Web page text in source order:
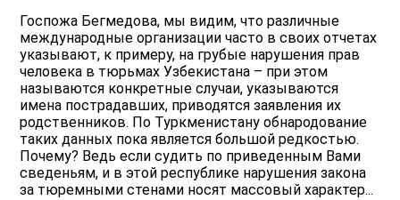
Госпожа Бегмедова, мы видим, что различные
международные организации часто в своих отчетах
указывают, к примеру, на грубые нарушения прав
человека в тюрьмах Узбекистана – при этом
называются конкретные случаи, указываются
имена пострадавших, приводятся заявления их
родственников. По Туркменистану обнародование
таких данных пока является большой редкостью.
Почему? Ведь если судить по приведенным Вами
сведеньям, и в этой республике нарушения закона
за тюремными стенами носят массовый характер...